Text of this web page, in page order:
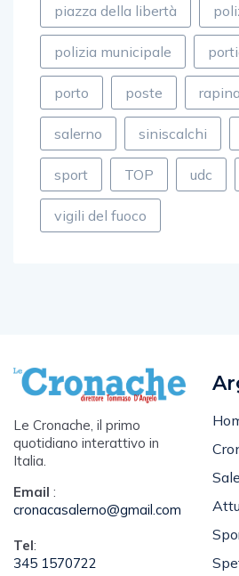
piazza della libertà
polizia municipale
porto poste rapina
salerno siniscalchi
sport TOP udc
vigili del fuoco
Le Cronache, il primo
quotidiano interattivo in
Italia.
Email :
cronacasalerno@gmail.com
Tel:
345 1570722